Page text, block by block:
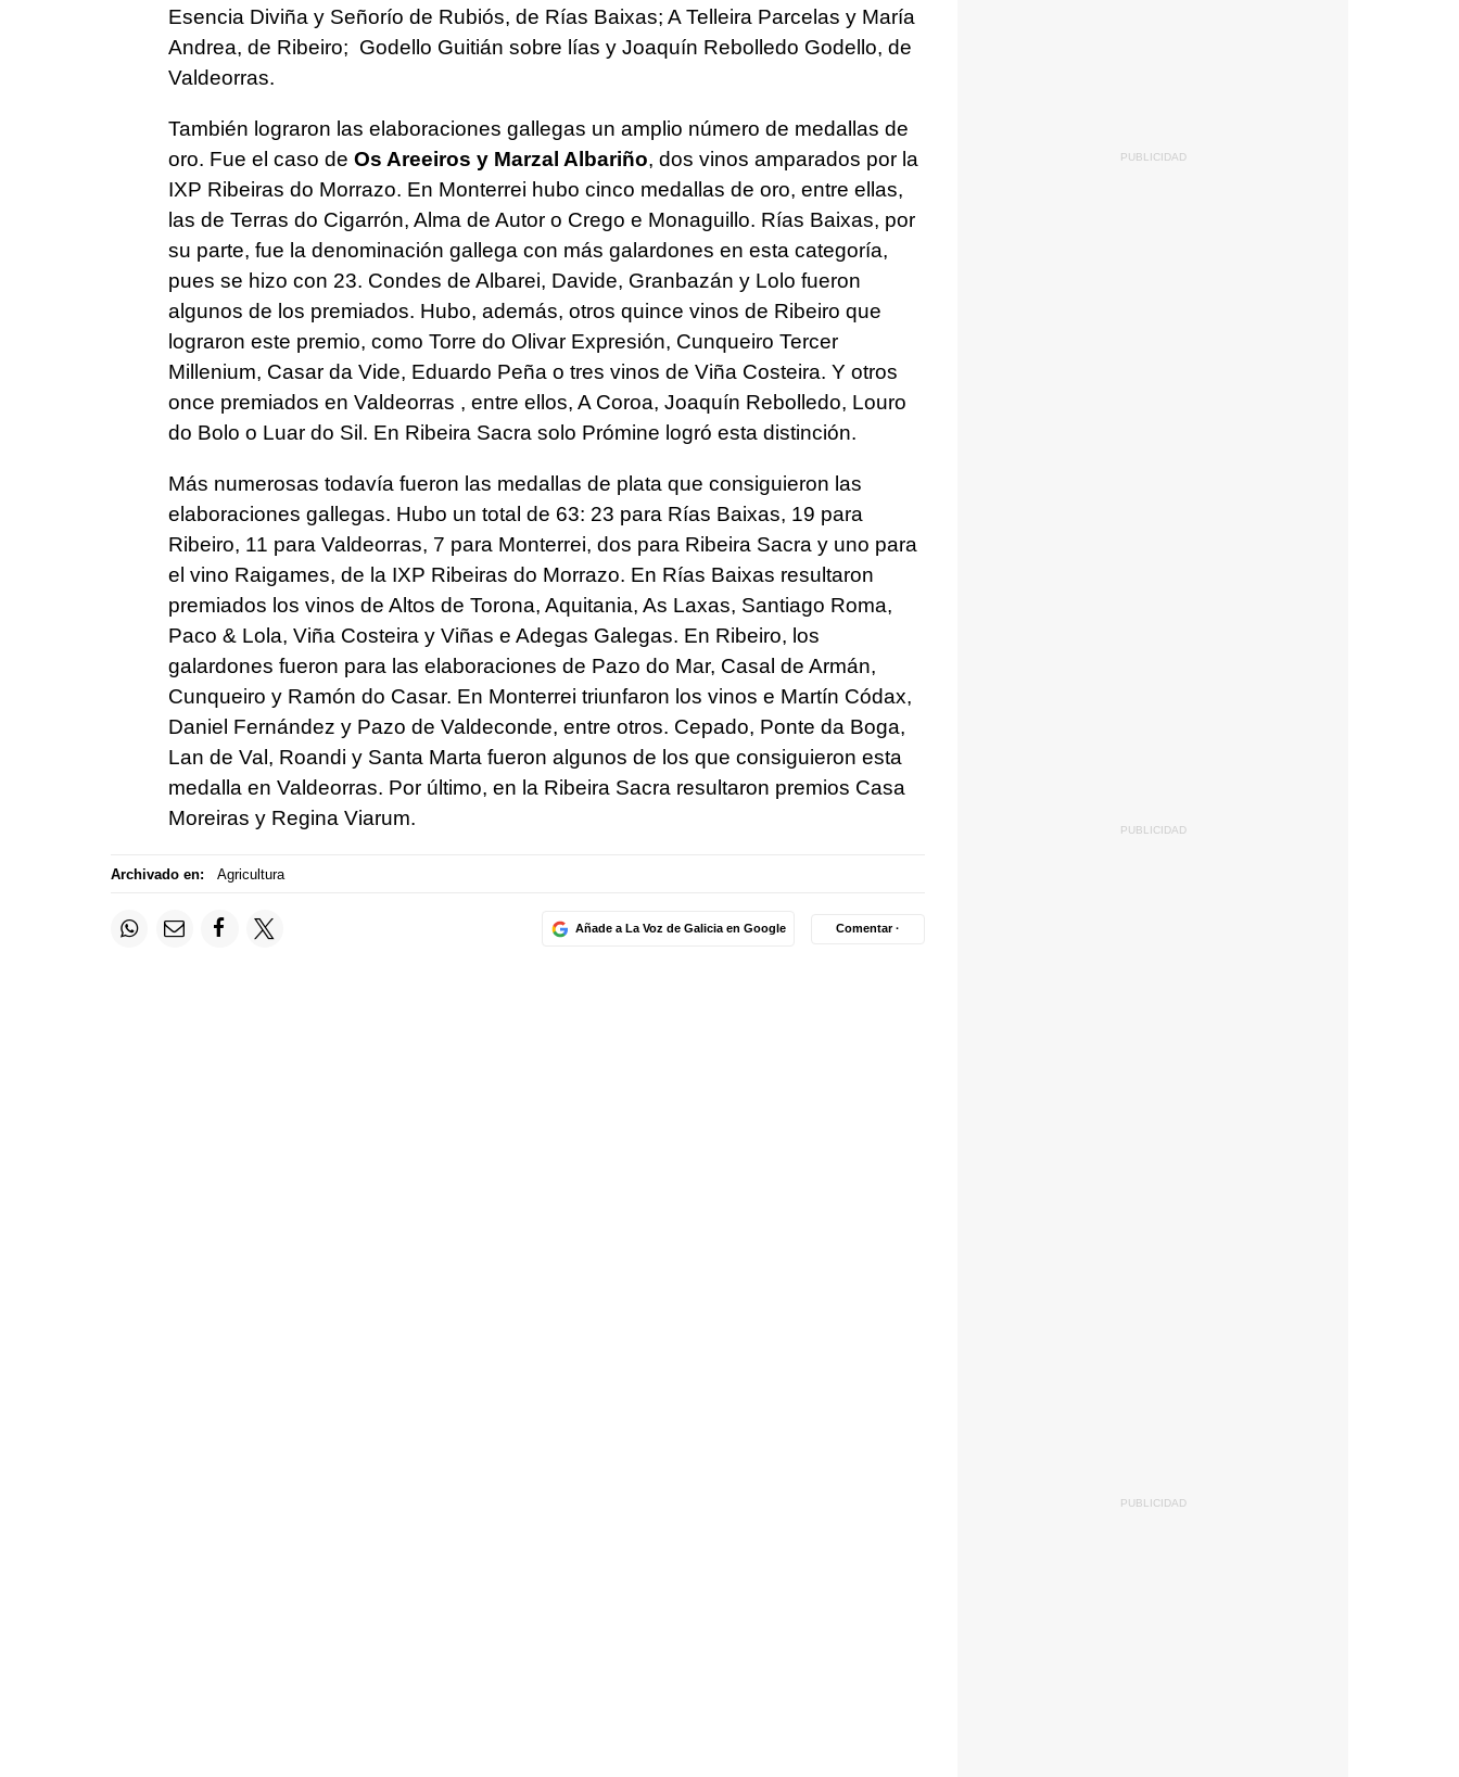
Esencia Diviña y Señorío de Rubiós, de Rías Baixas; A Telleira Parcelas y María
Andrea, de Ribeiro; Godello Guitián sobre lías y Joaquín Rebolledo Godello, de
Valdeorras.
También lograron las elaboraciones gallegas un amplio número de medallas de
oro. Fue el caso de Os Areeiros y Marzal Albariño, dos vinos amparados por la
IXP Ribeiras do Morrazo. En Monterrei hubo cinco medallas de oro, entre ellas,
las de Terras do Cigarrón, Alma de Autor o Crego e Monaguillo. Rías Baixas, por
su parte, fue la denominación gallega con más galardones en esta categoría,
pues se hizo con 23. Condes de Albarei, Davide, Granbazán y Lolo fueron
algunos de los premiados. Hubo, además, otros quince vinos de Ribeiro que
lograron este premio, como Torre do Olivar Expresión, Cunqueiro Tercer
Millenium, Casar da Vide, Eduardo Peña o tres vinos de Viña Costeira. Y otros
once premiados en Valdeorras , entre ellos, A Coroa, Joaquín Rebolledo, Louro
do Bolo o Luar do Sil. En Ribeira Sacra solo Prómine logró esta distinción.
Más numerosas todavía fueron las medallas de plata que consiguieron las
elaboraciones gallegas. Hubo un total de 63: 23 para Rías Baixas, 19 para
Ribeiro, 11 para Valdeorras, 7 para Monterrei, dos para Ribeira Sacra y uno para
el vino Raigames, de la IXP Ribeiras do Morrazo. En Rías Baixas resultaron
premiados los vinos de Altos de Torona, Aquitania, As Laxas, Santiago Roma,
Paco & Lola, Viña Costeira y Viñas e Adegas Galegas. En Ribeiro, los
galardones fueron para las elaboraciones de Pazo do Mar, Casal de Armán,
Cunqueiro y Ramón do Casar. En Monterrei triunfaron los vinos e Martín Códax,
Daniel Fernández y Pazo de Valdeconde, entre otros. Cepado, Ponte da Boga,
Lan de Val, Roandi y Santa Marta fueron algunos de los que consiguieron esta
medalla en Valdeorras. Por último, en la Ribeira Sacra resultaron premios Casa
Moreiras y Regina Viarum.
Archivado en: Agricultura
Añade a La Voz de Galicia en Google Comentar ·